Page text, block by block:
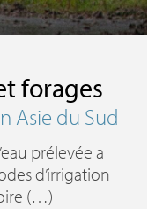
forages
Asie du Sud
prélevée a
d’irrigation
(…)